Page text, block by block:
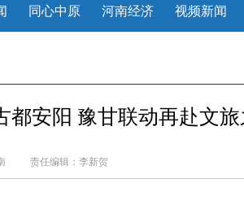
同心中原 河南经济 视频新闻
都安阳 豫甘联动再赴文旅
责任编辑：李新贺